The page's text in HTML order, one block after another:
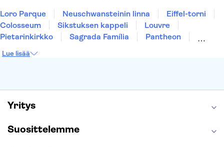
Loro Parque Neuschwansteinin linna
Eiffel-torni
Colosseum
Sikstuksen kappeli
Louvre
Pietarinkirkko
Sagrada Família
Pantheon
Keukenhof
Lue lisää
Yritys
Suosittelemme